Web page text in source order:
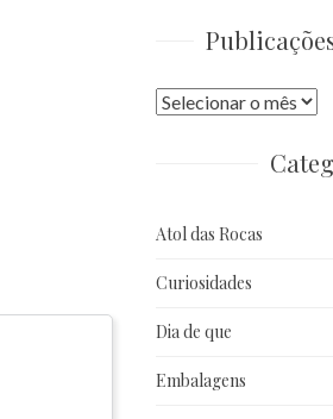
Publicações
Atol das Rocas
Curiosidades
Dia de que
Embalagens